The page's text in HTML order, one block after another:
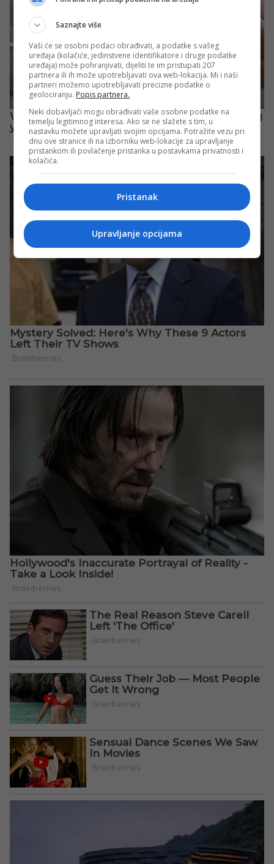
Saznajte više
Vaši će se osobni podaci obrađivati, a podatke s vašeg
uređaja (kolačiće, jedinstvene identifikatore i druge podatke
uređaja) može pohranjivati, dijeliti te im pristupati 207
partnera ili ih može upotrebljavati ova web-lokacija. Mi i naši
partneri možemo upotrebljavati precizne podatke o
geolociranju. Popis partnera.
Neki dobavljači mogu obrađivati vaše osobne podatke na
temelju legitimnog interesa. Ako se ne slažete s tim, u
nastavku možete upravljati svojim opcijama. Potražite vezu pri
dnu ove stranice ili na izborniku web-lokacije za upravljanje
pristankom ili povlačenje pristanka u postavkama privatnosti i
kolačića.
Pristanak
Upravljanje opcijama